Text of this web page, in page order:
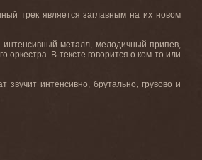
трек является заглавным на их новом
металл, мелодичный припев,
В тексте говорится о ком-то или
интенсивно, брутально, грувово и